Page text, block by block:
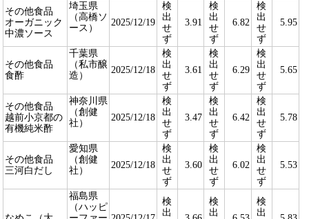
その他食品
オーガニック
中濃ソース
埼玉県
（高橋ソ
ース）
2025/12/19
検
出
せ
ず
3.91
検
出
せ
ず
6.82
検
出
せ
ず
5.95
その他食品
食酢
千葉県
（私市醸
造）
2025/12/18
検
出
せ
ず
3.61
検
出
せ
ず
6.29
検
出
せ
ず
5.65
その他食品
越前小京都の
有機純米酢
神奈川県
（創健
社）
2025/12/18
検
出
せ
ず
3.47
検
出
せ
ず
6.42
検
出
せ
ず
5.78
その他食品
三河白だし
愛知県
（創健
社）
2025/12/18
検
出
せ
ず
3.60
検
出
せ
ず
6.02
検
出
せ
ず
5.53
福島県
（ハッピ
検
出
検
出
検
出